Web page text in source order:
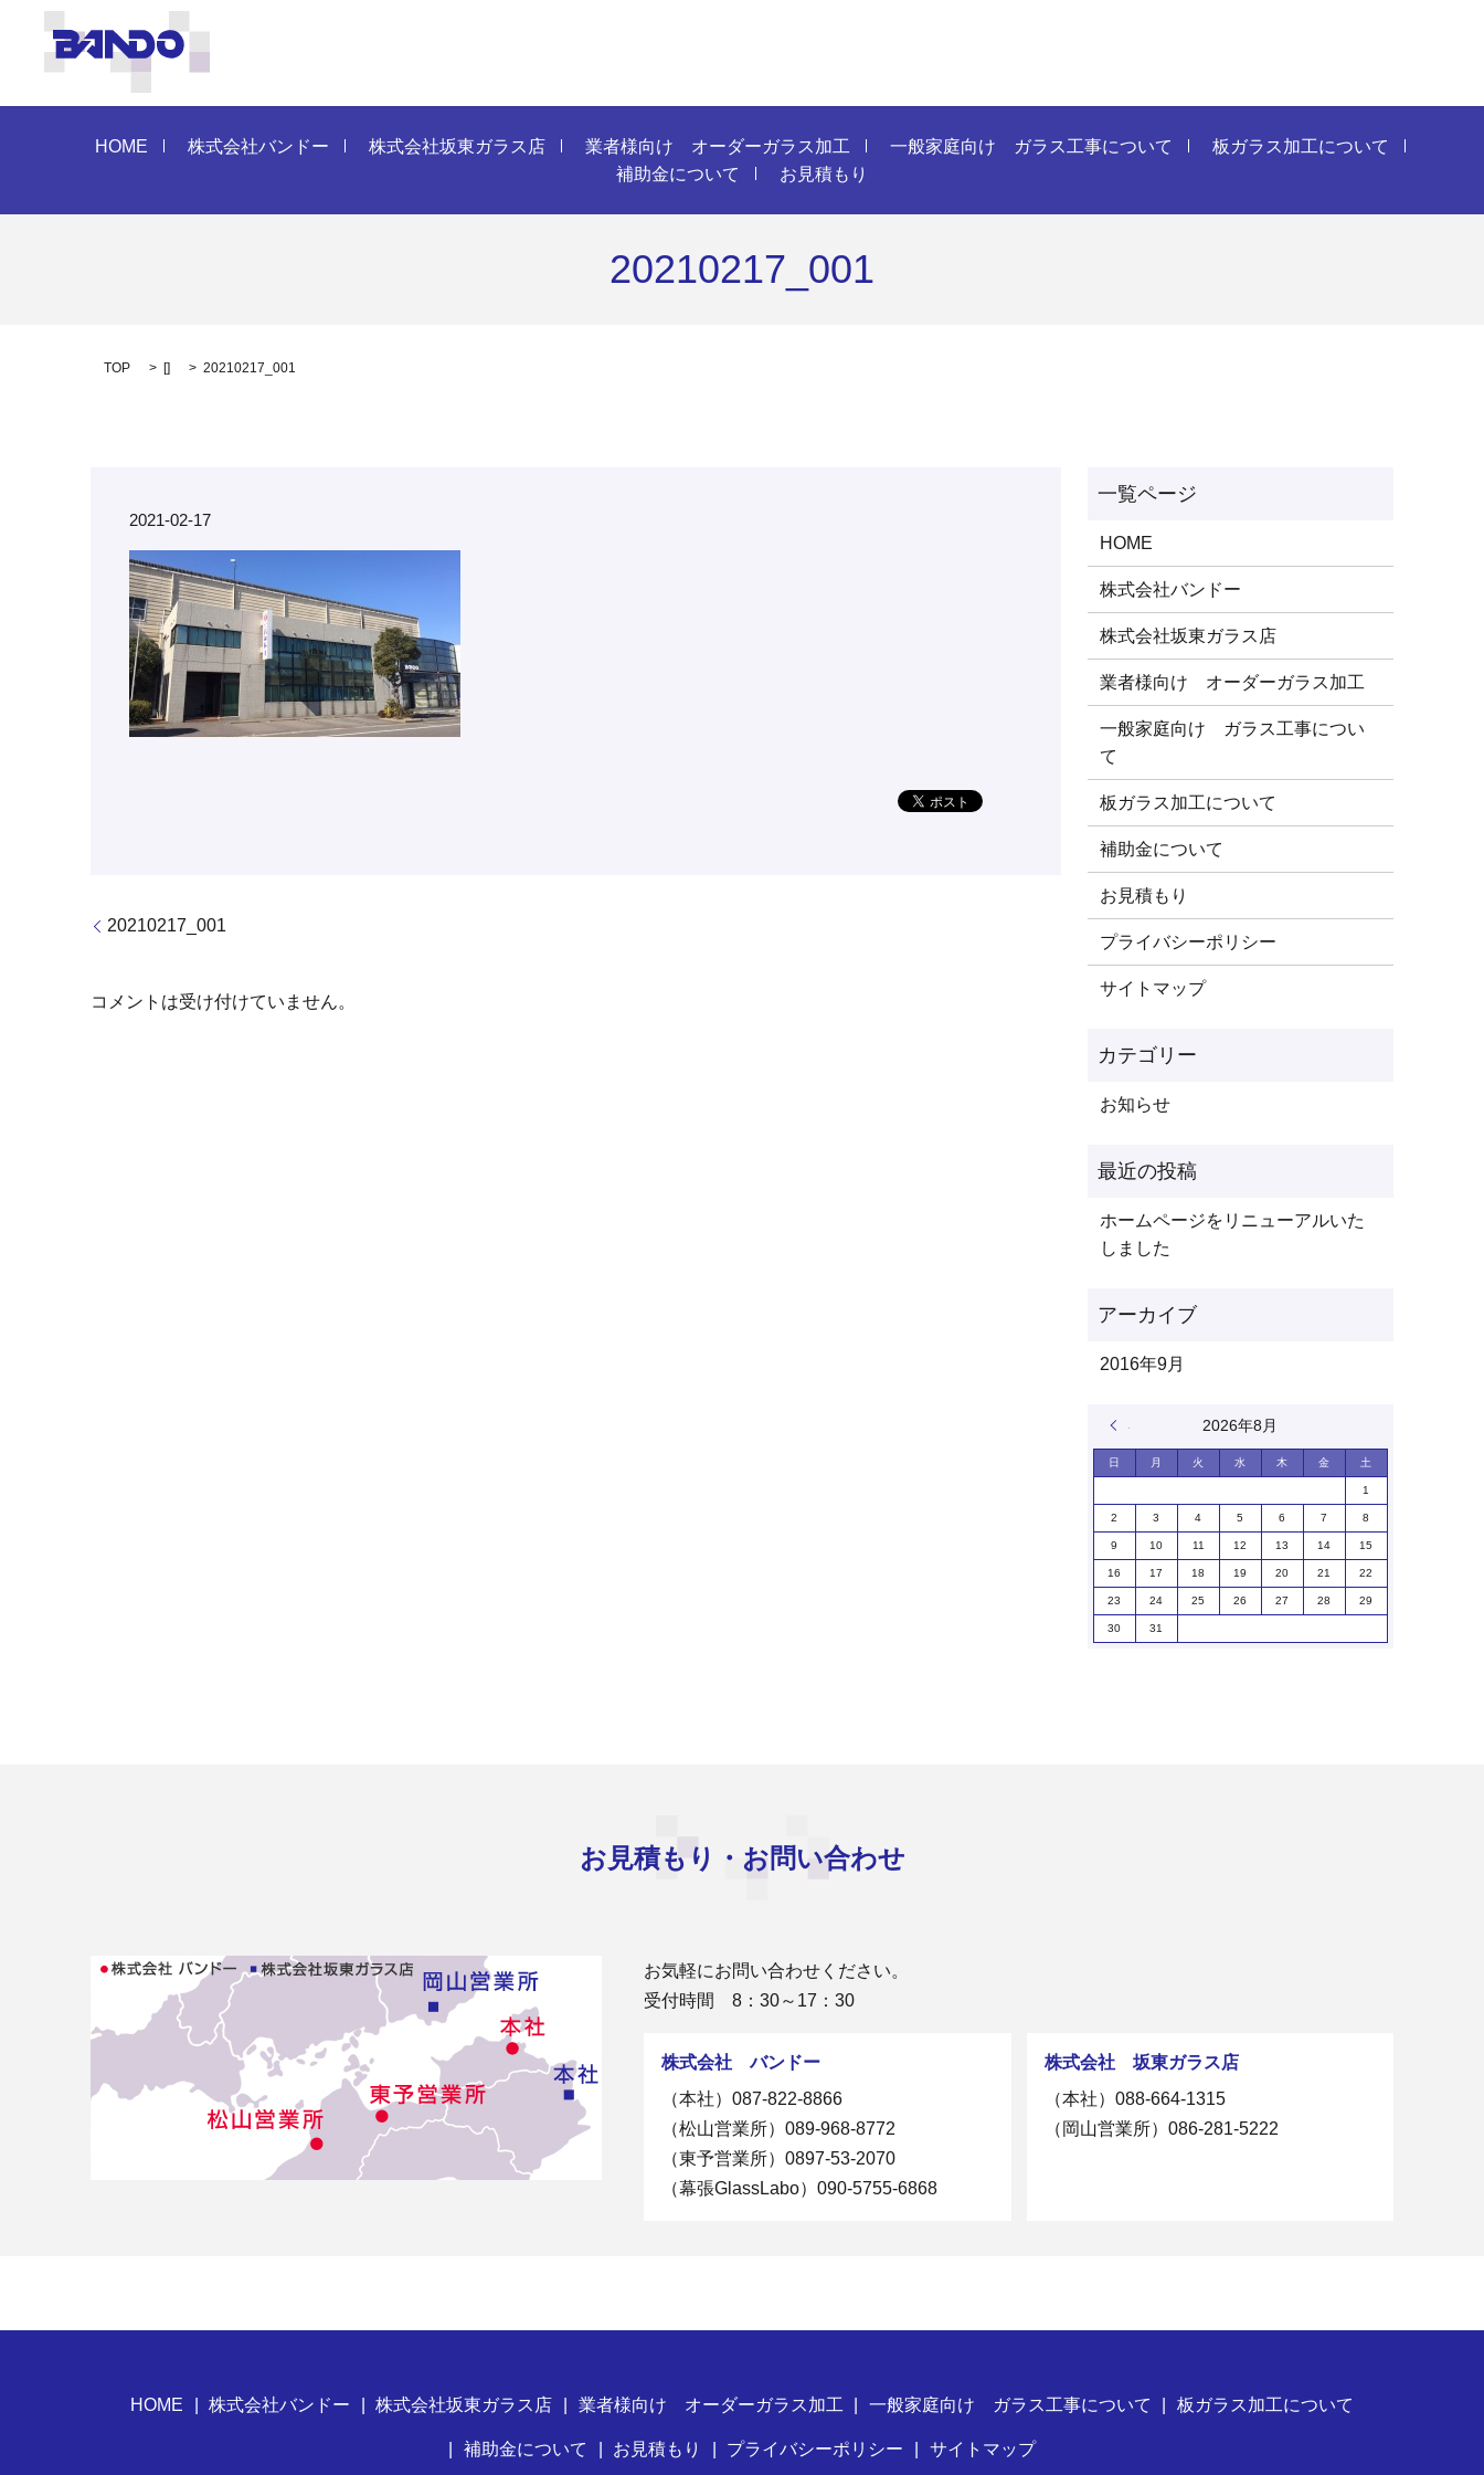
HOME 株式会社バンドー 株式会社坂東ガラス店 業者様向け オーダーガラス加工 一般家庭向け ガラス工事について
板ガラス加工について
補助金について
お見積もり
20210217_001
TOP [] 20210217_001
2021-02-17
20210217_001
コメントは受け付けていません。
HOME
株式会社バンドー
株式会社坂東ガラス店
業者様向け オーダーガラス加工
一般家庭向け ガラス工事につい
て
板ガラス加工について
補助金について
お見積もり
プライバシーポリシー
サイトマップ
お知らせ
ホームページをリニューアルいた
しました
2016年9月
2026年8月
日 月 火 水 木 金 土
1
2 3 4 5 6 7 8
9 10 11 12 13 14 15
16 17 18 19 20 21 22
23 24 25 26 27 28 29
30 31
お見積もり・お問い合わせ
お気軽にお問い合わせください。
受付時間 8：30～17：30
株式会社 バンドー
（本社）087-822-8866
（松山営業所）089-968-8772
（東予営業所）0897-53-2070
（幕張GlassLabo）090-5755-6868
株式会社 坂東ガラス店
（本社） 088-664-1315
（岡山営業所） 086-281-5222
HOME 株式会社バンドー 株式会社坂東ガラス店 業者様向け オーダーガラス加工 一般家庭向け ガラス工事について 板ガラス加工について
補助金について お見積もり プライバシーポリシー サイトマップ